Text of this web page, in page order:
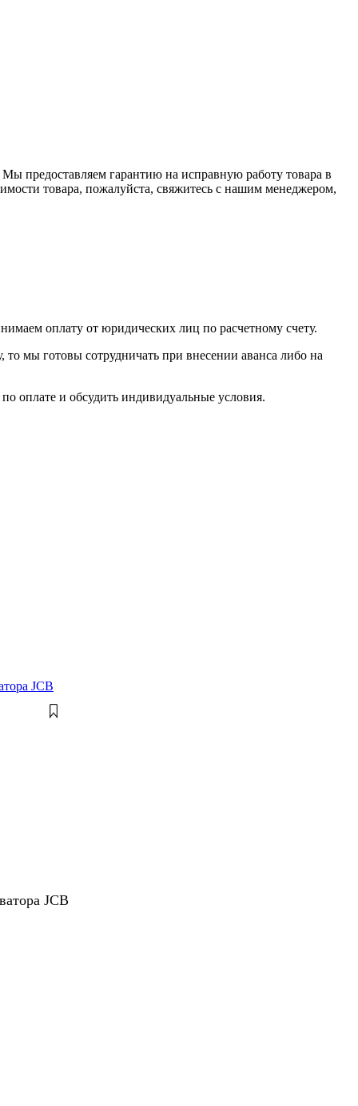
предоставляем гарантию на исправную работу товара в
товара, пожалуйста, свяжитесь с нашим менеджером,
оплату от юридических лиц по расчетному счету.
то мы готовы сотрудничать при внесении аванса либо на
оплате и обсудить индивидуальные условия.
JCB